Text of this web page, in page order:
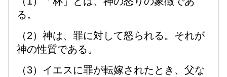
る。
（2）神は、罪に対して怒られる。それが
神の性質である。
（3）イエスに罪が転嫁されたとき、父な